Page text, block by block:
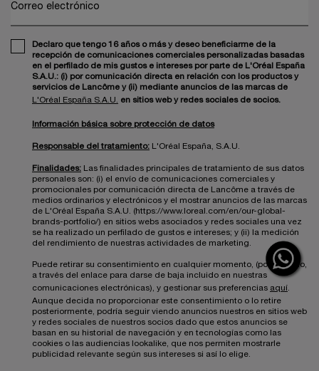
Correo electrónico
Declaro que tengo 16 años o más y deseo beneficiarme de la
recepción de comunicaciones comerciales personalizadas basadas
en el perfilado de mis gustos e intereses por parte de L'Oréal España
S.A.U.: (i) por comunicación directa en relación con los productos y
servicios de Lancôme y (ii) mediante anuncios de las marcas de
L'Oréal España S.A.U.
en sitios web y redes sociales de socios.
Información básica sobre protección de datos
Responsable del tratamiento: L'Oréal España, S.A.U.
Finalidades: Las finalidades principales de tratamiento de sus datos
personales son: (i) el envío de comunicaciones comerciales y
promocionales por comunicación directa de Lancôme a través de
medios ordinarios y electrónicos y el mostrar anuncios de las marcas
de L'Oréal España S.A.U. (https://www.loreal.com/en/our-global-
brands-portfolio/) en sitios webs asociados y redes sociales una vez
se ha realizado un perfilado de gustos e intereses; y (ii) la medición
del rendimiento de nuestras actividades de marketing.
Puede retirar su consentimiento en cualquier momento, (por ejemplo,
a través del enlace para darse de baja incluido en nuestras
comunicaciones electrónicas), y gestionar sus preferencias aquí
Aunque decida no proporcionar este consentimiento o lo retire
posteriormente, podría seguir viendo anuncios nuestros en sitios web
y redes sociales de nuestros socios dado que estos anuncios se
basan en su historial de navegación y en tecnologías como las
cookies o las audiencias lookalike, que nos permiten mostrarle
publicidad relevante según sus intereses si así lo elige.